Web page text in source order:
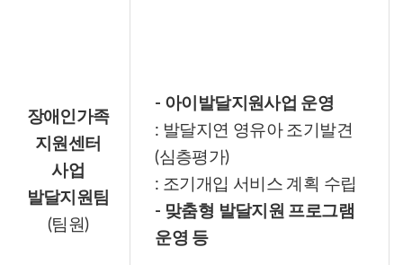
장애인가족
지원센터
사업
발달지원팀
(팀원)
- 아이발달지원사업 운영
: 발달지연 영유아 조기발견
(심층평가)
: 조기개입 서비스 계획 수립
- 맞춤형 발달지원 프로그램
운영 등